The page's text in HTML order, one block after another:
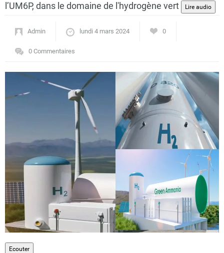
Actualités
Circuits touristiques
Régions
Hotels
Evenements
l’UM6P, dans le domaine de l'hydrogène vert
Admin lundi 4 mars 2024 0
0 Commentaires
Ecouter